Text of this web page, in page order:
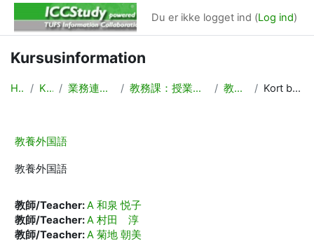
Gå til hovedindhold
Du er ikke logget ind (Log ind)
Kursusinformation
Hjem Kurser 業務連絡/Backyard 教務課：授業計画，時間割作成 教養外国語 Kort beskrivelse
教養外国語
教養外国語
教師/Teacher:A 和泉 悦子
教師/Teacher:A 村田 淳
教師/Teacher:A 菊地 朝美